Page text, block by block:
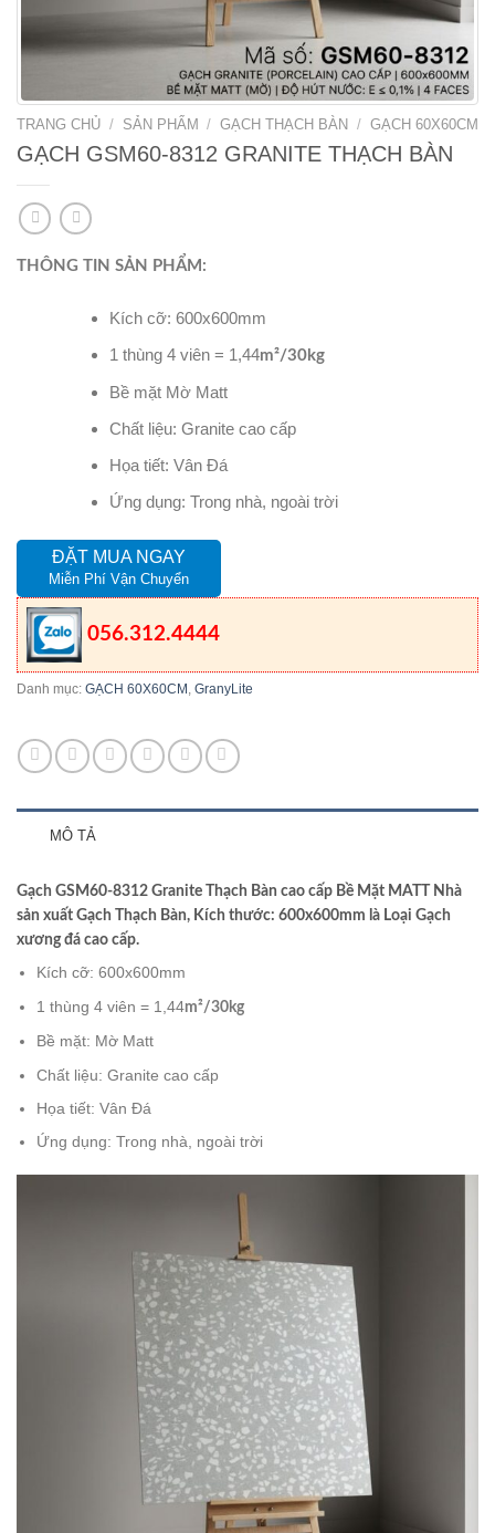
TRANG CHỦ / SẢN PHẨM / GẠCH THẠCH BÀN / GẠCH 60X60CM
GẠCH GSM60-8312 GRANITE THẠCH BÀN
THÔNG TIN SẢN PHẨM:
Kích cỡ: 600x600mm
1 thùng 4 viên = 1,44m²/30kg
Bề mặt Mờ Matt
Chất liệu: Granite cao cấp
Họa tiết: Vân Đá
Ứng dụng: Trong nhà, ngoài trời
ĐẶT MUA NGAY
Miễn Phí Vận Chuyển
056.312.4444
Danh mục: GẠCH 60X60CM , GranyLite
MÔ TẢ
Gạch GSM60-8312 Granite Thạch Bàn cao cấp Bề Mặt MATT Nhà
sản xuất Gạch Thạch Bàn, Kích thước: 600x600mm là Loại Gạch
xương đá cao cấp.
Kích cỡ: 600x600mm
1 thùng 4 viên = 1,44m²/30kg
Bề mặt: Mờ Matt
Chất liệu: Granite cao cấp
Họa tiết: Vân Đá
Ứng dụng: Trong nhà, ngoài trời